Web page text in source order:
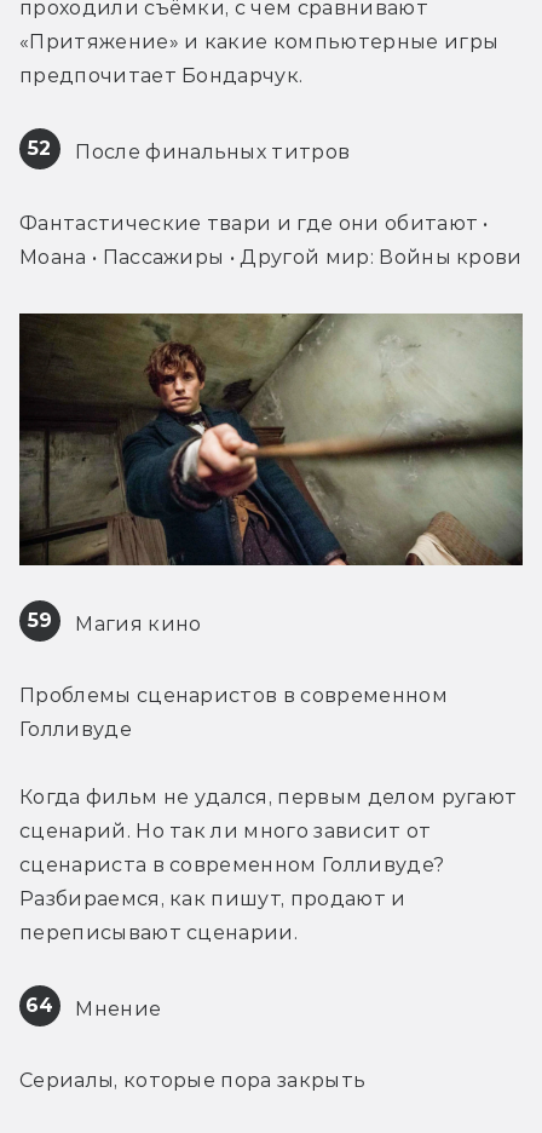
проходили съёмки, с чем сравнивают
«Притяжение» и какие компьютерные игры
предпочитает Бондарчук.
52 После финальных титров
Фантастические твари и где они обитают •
Моана • Пассажиры • Другой мир: Войны крови
59 Магия кино
Проблемы сценаристов в современном
Голливуде
Когда фильм не удался, первым делом ругают
сценарий. Но так ли много зависит от
сценариста в современном Голливуде?
Разбираемся, как пишут, продают и
переписывают сценарии.
64 Мнение
Сериалы, которые пора закрыть